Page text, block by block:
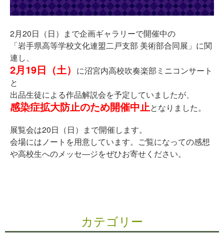
2月20日（日）まで企画ギャラリーで開催中の
「岩手県高等学校文化連盟二戸支部 美術部合同展」に関
連し、
2月19日（土） に沼宮内高校吹奏楽部ミニコンサート
と
出品生徒による作品解説会を予定していましたが、
感染症拡大防止のため開催中止となりました。
展覧会は20日（日）まで開催します。
会場にはノートを用意しています。ご覧になっての感想
や高校生へのメッセ―ジをぜひお寄せください。
カテゴリー